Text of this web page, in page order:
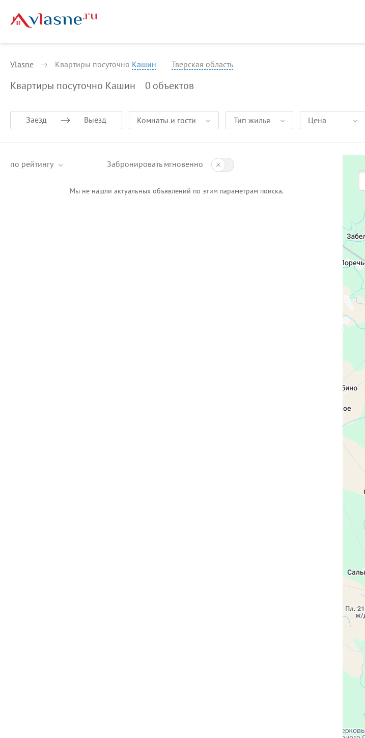
Vlasne Квартиры посуточно Кашин Тверская область
Квартиры посуточно Кашин 0 объектов
Заезд Выезд Комнаты и гости Тип жилья Цена
по рейтингу Забронировать мгновенно
Мы не нашли актуальных объявлений по этим параметрам поиска.